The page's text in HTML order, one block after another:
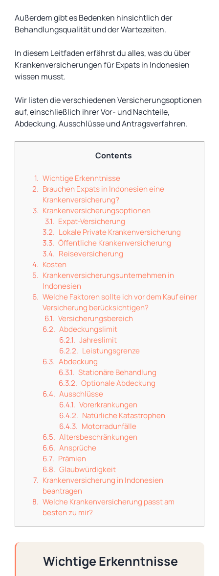
Außerdem gibt es Bedenken hinsichtlich der
Behandlungsqualität und der Wartezeiten.
In diesem Leitfaden erfährst du alles, was du über
Krankenversicherungen für Expats in Indonesien
wissen musst.
Wir listen die verschiedenen Versicherungsoptionen
auf, einschließlich ihrer Vor- und Nachteile,
Abdeckung, Ausschlüsse und Antragsverfahren.
Contents
Wichtige Erkenntnisse
Brauchen Expats in Indonesien eine
Krankenversicherung?
Krankenversicherungsoptionen
Expat-Versicherung
Lokale Private Krankenversicherung
Öffentliche Krankenversicherung
Reiseversicherung
Kosten
Krankenversicherungsunternehmen in
Indonesien
Welche Faktoren sollte ich vor dem Kauf einer
Versicherung berücksichtigen?
Versicherungsbereich
Abdeckungslimit
Jahreslimit
Leistungsgrenze
Abdeckung
Stationäre Behandlung
Optionale Abdeckung
Ausschlüsse
Vorerkrankungen
Natürliche Katastrophen
Motorradunfälle
Altersbeschränkungen
Ansprüche
Prämien
Glaubwürdigkeit
Krankenversicherung in Indonesien
beantragen
Welche Krankenversicherung passt am
besten zu mir?
Wichtige Erkenntnisse